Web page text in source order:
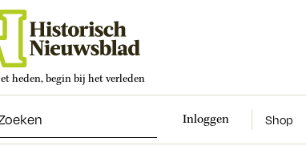
heden, begin bij het verleden
Inloggen Shop